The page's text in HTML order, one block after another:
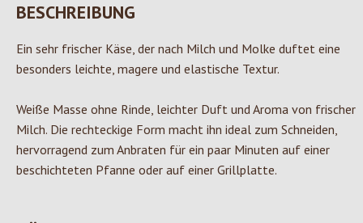
BESCHREIBUNG
Ein sehr frischer Käse, der nach Milch und Molke duftet eine
besonders leichte, magere und elastische Textur.
Weiße Masse ohne Rinde, leichter Duft und Aroma von frischer
Milch. Die rechteckige Form macht ihn ideal zum Schneiden,
hervorragend zum Anbraten für ein paar Minuten auf einer
beschichteten Pfanne oder auf einer Grillplatte.